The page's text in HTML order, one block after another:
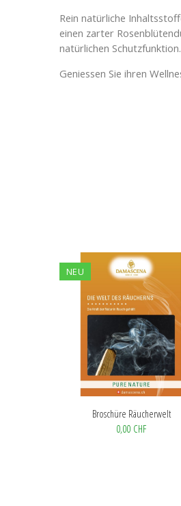
Rein natürliche
einen zarter
natürlichen
Geniessen Sie ihren
NEU
Broschüre Räucherwelt
0,00 CHF